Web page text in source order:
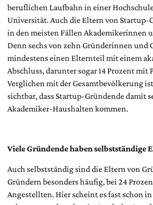
beruflichen Laufbahn in einer
Universität. Auch die Eltern von Startup-
in den meisten Fällen Akademikerinnen
Denn sechs von zehn Gründerinnen und
mindestens einen Elternteil mit einem
Abschluss, darunter sogar 14 Prozent mit
Verglichen mit der Gesamtbevölkerung
sichtbar, dass Startup-Gründende damit
Akademiker-Haushalten kommen.
Viele Gründende haben selbstständige
Auch selbstständig sind die Eltern von
Gründern besonders häufig, bei 24
Angestellten. Hier scheint es fast schon